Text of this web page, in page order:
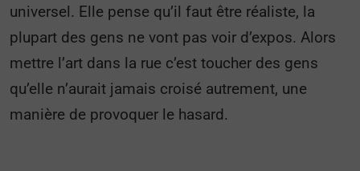
universel. Elle pense qu’il faut être réaliste, la
plupart des gens ne vont pas voir d’expos. Alors
mettre l’art dans la rue c’est toucher des gens
qu’elle n’aurait jamais croisé autrement, une
manière de provoquer le hasard.